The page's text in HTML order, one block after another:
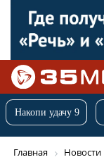
Накопи удачу 9
Главная Новости